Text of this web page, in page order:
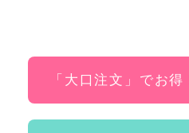
「大口注文」でお